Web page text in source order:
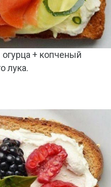
+ копченый
лука.